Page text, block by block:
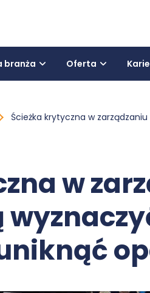
branża Oferta
Ścieżka krytyczna w
w